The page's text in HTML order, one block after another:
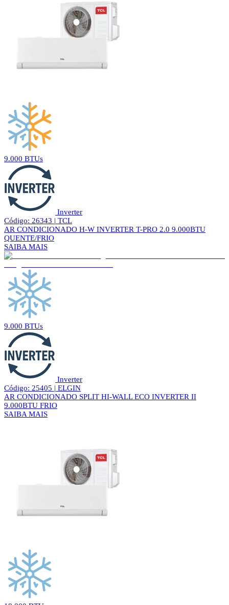
9.000 BTUs
Inverter
Código: 26343 | TCL
AR CONDICIONADO H-W INVERTER T-PRO 2.0 9.000BTU
QUENTE/FRIO
SAIBA MAIS
9.000 BTUs
Inverter
Código: 25405 | ELGIN
AR CONDICIONADO SPLIT HI-WALL ECO INVERTER II
9.000BTU FRIO
SAIBA MAIS